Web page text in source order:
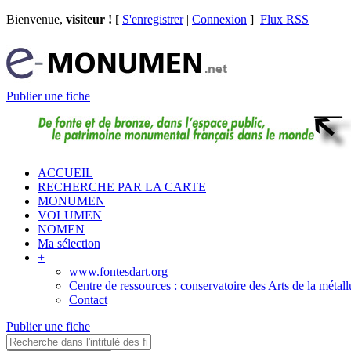
Bienvenue, visiteur ! [ S'enregistrer| Connexion ] Flux RSS
Publier une fiche
ACCUEIL
RECHERCHE PAR LA CARTE
MONUMEN
VOLUMEN
NOMEN
Ma sélection
+
www.fontesdart.org
Centre de ressources : conservatoire des Arts de la
Contact
Publier une fiche